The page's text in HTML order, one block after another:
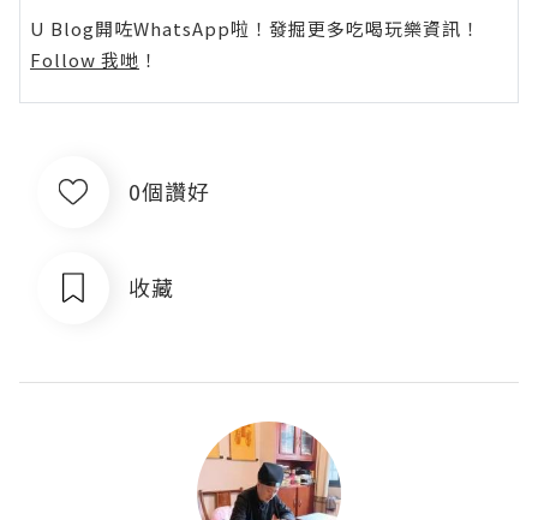
U Blog開咗WhatsApp啦！發掘更多吃喝玩樂資訊！
Follow 我哋 ！
0個讚好
收藏